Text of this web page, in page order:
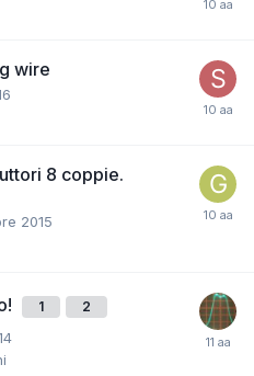
wire
8 coppie.
2015
1 2